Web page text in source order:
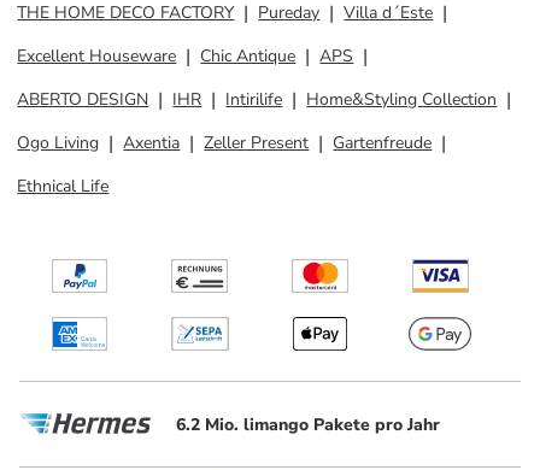
THE HOME DECO FACTORY
Pureday
Villa d´Este
Excellent Houseware
Chic Antique
APS
ABERTO DESIGN
IHR Intirilife
Home&Styling Collection
Ogo Living
Axentia Zeller Present
Gartenfreude
Ethnical Life
6.2 Mio. limango Pakete pro Jahr